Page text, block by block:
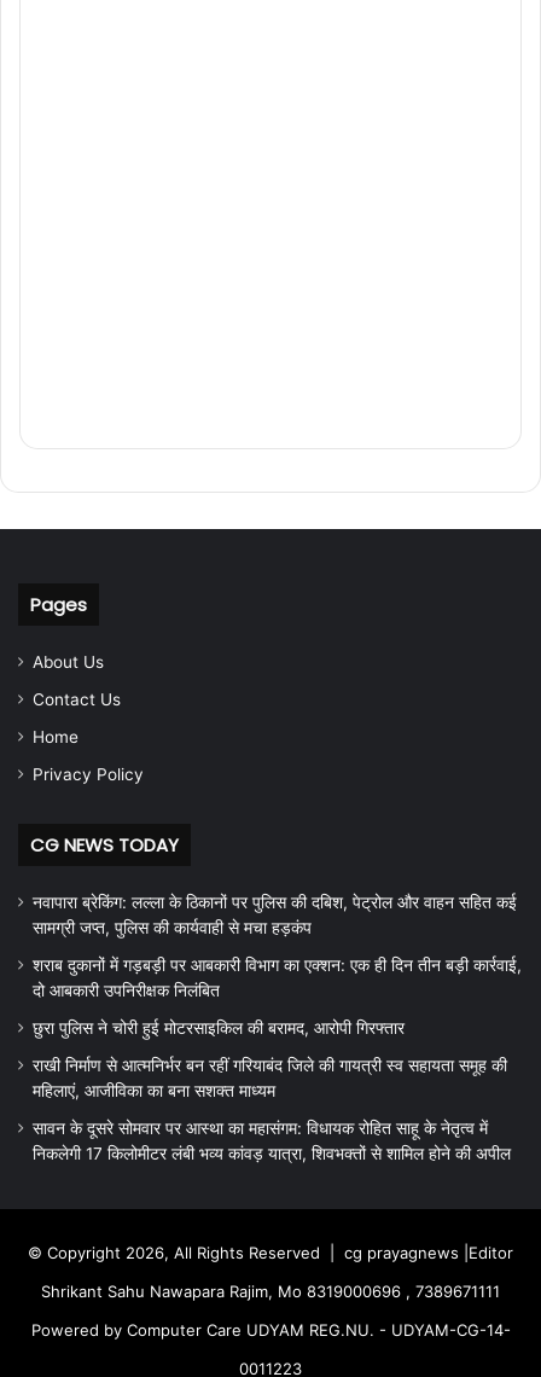
Pages
About Us
Contact Us
Home
Privacy Policy
CG NEWS TODAY
नवापारा ब्रेकिंग: लल्ला के ठिकानों पर पुलिस की दबिश, पेट्रोल और वाहन सहित कई
सामग्री जप्त, पुलिस की कार्यवाही से मचा हड़कंप
शराब दुकानों में गड़बड़ी पर आबकारी विभाग का एक्शन: एक ही दिन तीन बड़ी कार्रवाई,
दो आबकारी उपनिरीक्षक निलंबित
छुरा पुलिस ने चोरी हुई मोटरसाइकिल की बरामद, आरोपी गिरफ्तार
राखी निर्माण से आत्मनिर्भर बन रहीं गरियाबंद जिले की गायत्री स्व सहायता समूह की
महिलाएं, आजीविका का बना सशक्त माध्यम
सावन के दूसरे सोमवार पर आस्था का महासंगम: विधायक रोहित साहू के नेतृत्व में
निकलेगी 17 किलोमीटर लंबी भव्य कांवड़ यात्रा, शिवभक्तों से शामिल होने की अपील
© Copyright 2026, All Rights Reserved | cg prayagnews |Editor
Shrikant Sahu Nawapara Rajim, Mo 8319000696 , 7389671111
Powered by Computer Care UDYAM REG.NU. - UDYAM-CG-14-
0011223